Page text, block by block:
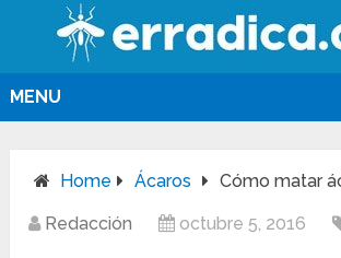
MENU
Home Ácaros Cómo matar
Redacción octubre 5, 2016